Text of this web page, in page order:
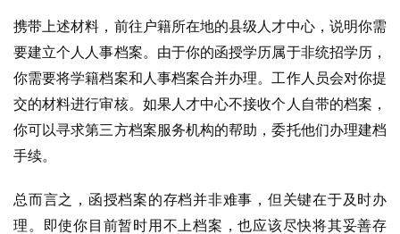
携带上述材料，前往户籍所在地的县级人才中心，说明你需
要建立个人人事档案。由于你的函授学历属于非统招学历，
你需要将学籍档案和人事档案合并办理。工作人员会对你提
交的材料进行审核。如果人才中心不接收个人自带的档案，
你可以寻求第三方档案服务机构的帮助，委托他们办理建档
手续。
总而言之，函授档案的存档并非难事，但关键在于及时办
理。即使你目前暂时用不上档案，也应该尽快将其妥善存